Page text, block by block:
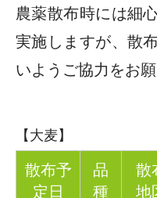
農薬散布時には細
実施しますが、散
いようご協力をお願
【大麦】
散布予
定日
品
種
散
地